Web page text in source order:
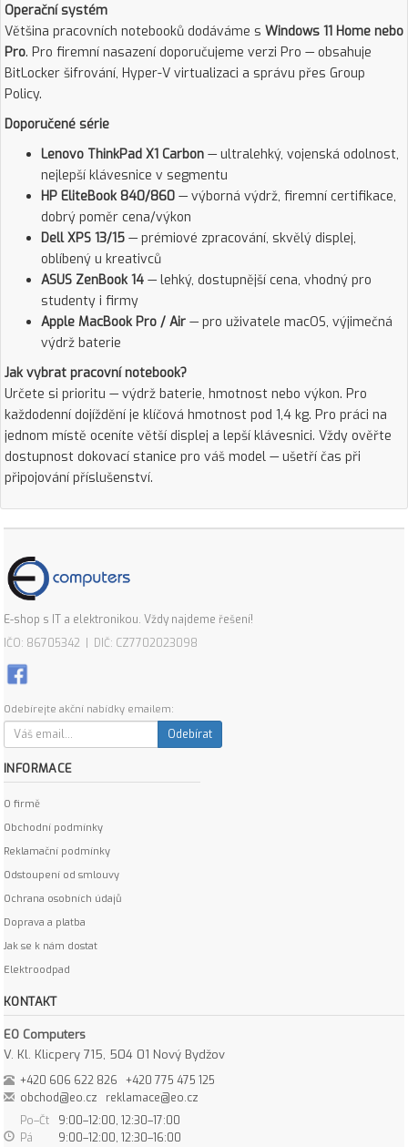
Operační systém
Většina pracovních notebooků dodáváme s Windows 11 Home nebo
Pro. Pro firemní nasazení doporučujeme verzi Pro — obsahuje
BitLocker šifrování, Hyper-V virtualizaci a správu přes Group
Policy.
Doporučené série
Lenovo ThinkPad X1 Carbon — ultralehký, vojenská odolnost,
nejlepší klávesnice v segmentu
HP EliteBook 840/860 — výborná výdrž, firemní certifikace,
dobrý poměr cena/výkon
Dell XPS 13/15 — prémiové zpracování, skvělý displej,
oblíbený u kreativců
ASUS ZenBook 14 — lehký, dostupnější cena, vhodný pro
studenty i firmy
Apple MacBook Pro / Air — pro uživatele macOS, výjimečná
výdrž baterie
Jak vybrat pracovní notebook?
Určete si prioritu — výdrž baterie, hmotnost nebo výkon. Pro
každodenní dojíždění je klíčová hmotnost pod 1,4 kg. Pro práci na
jednom místě oceníte větší displej a lepší klávesnici. Vždy ověřte
dostupnost dokovací stanice pro váš model — ušetří čas při
připojování příslušenství.
E-shop s IT a elektronikou. Vždy najdeme řešení!
IČO: 86705342 | DIČ: CZ7702023098
Odebírejte akční nabídky emailem:
Odebírat
INFORMACE
O firmě
Obchodní podmínky
Reklamační podmínky
Odstoupení od smlouvy
Ochrana osobních údajů
Doprava a platba
Jak se k nám dostat
Elektroodpad
KONTAKT
EO Computers
V. Kl. Klicpery 715, 504 01 Nový Bydžov
+420 606 622 826
+420 775 475 125
obchod@eo.cz
reklamace@eo.cz
Po–Čt
9:00–12:00, 12:30–17:00
Pá
9:00–12:00, 12:30–16:00